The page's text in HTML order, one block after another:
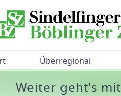
Überregional
Weiter geht's mit